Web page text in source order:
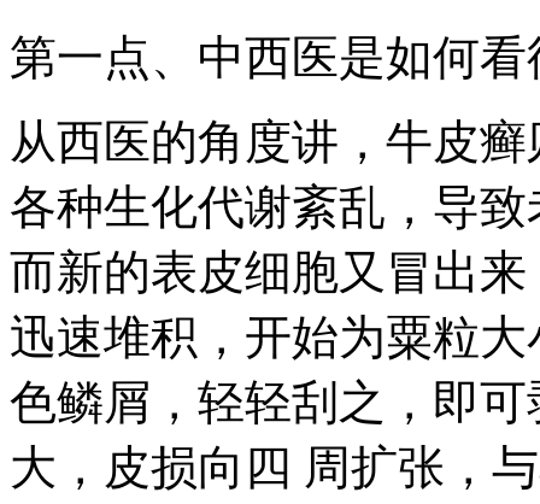
第一点、中西医是如何
从西医的角度讲，牛皮
各种生化代谢紊乱，导
而新的表皮细胞又冒出
迅速堆积，开始为粟粒
色鳞屑，轻轻刮之，即
大，皮损向四 周扩张，